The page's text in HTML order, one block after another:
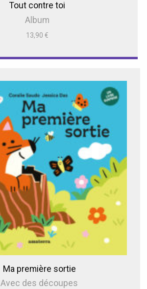
Tout contre toi
Album
13,90 €
Ma première sortie
Avec des découpes